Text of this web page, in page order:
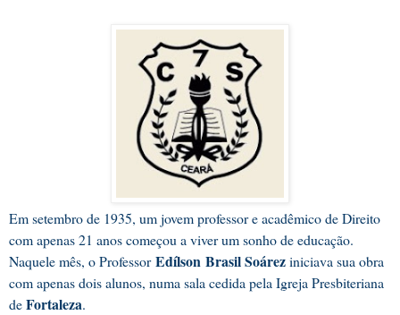
Em setembro de 1935, um jovem professor e acadêmico de Direito
com apenas 21 anos começou a viver um sonho de educação.
Naquele mês, o ProfessorEdílson Brasil Soáreziniciava sua obra
com apenas dois alunos, numa sala cedida pela Igreja Presbiteriana
deFortaleza.